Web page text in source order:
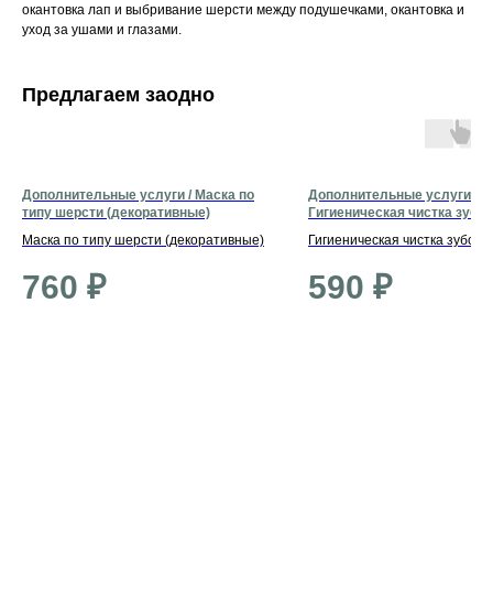
окантовка лап и выбривание шерсти между подушечками, окантовка и
уход за ушами и глазами.
Предлагаем заодно
Дополнительные услуги / Маска по
типу шерсти (декоративные)
Маска по типу шерсти (декоративные)
760 ₽
Дополнительные услуги /
Гигиеническая чистка зубов
Гигиеническая чистка зубов
590 ₽